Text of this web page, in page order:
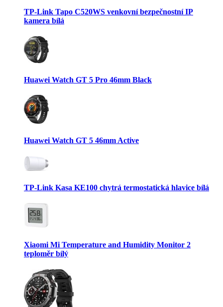
TP-Link Tapo C520WS venkovní bezpečnostní IP
kamera bílá
Huawei Watch GT 5 Pro 46mm Black
Huawei Watch GT 5 46mm Active
TP-Link Kasa KE100 chytrá termostatická hlavice bílá
Xiaomi Mi Temperature and Humidity Monitor 2
teploměr bílý